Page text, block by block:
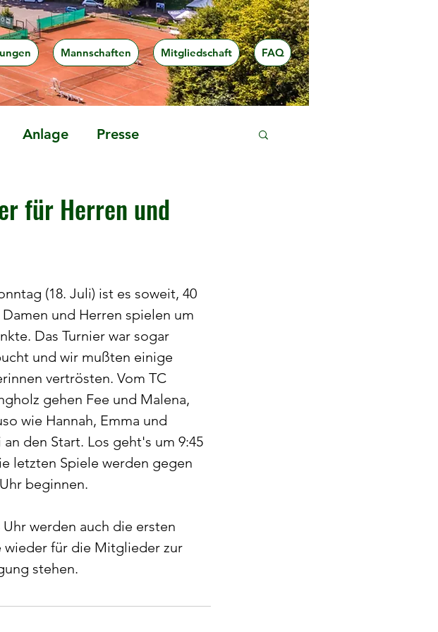
Mannschaften Mitgliedschaft FAQ
Anlage Presse
für Herren und
(18. Juli) ist es soweit, 40
und Herren spielen um
Das Turnier war sogar
und wir mußten einige
vertrösten. Vom TC
gehen Fee und Malena,
wie Hannah, Emma und
an den Start. Los geht's um 9:45
letzten Spiele werden gegen
beginnen.
Uhr werden auch die ersten
wieder für die Mitglieder zur
stehen.